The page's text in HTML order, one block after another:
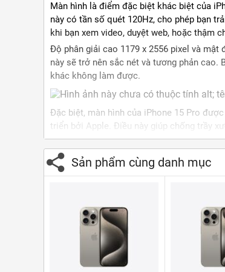
Màn hình là điểm đặc biệt khác biệt của
này có tần số quét 120Hz, cho phép bạn
khi bạn xem video, duyệt web, hoặc thậm
Độ phân giải cao 1179 x 2556 pixel và mật
này sẽ trở nên sắc nét và tương phản
khác không làm được.
Đặc biệt, màn hình của iPhone 15 Pro
triển bởi Apple. Điều này giúp chống trầy
Hiệu năng mạnh mẽ
iPhone 15 Pro được trang bị bộ vi xử lý
quan trọng trong việc cải thiện hiệu năng
GPU của iPhone 15 Pro đã được cải thiện
lại trải nghiệm chơi game và xem video
hoặc chỉ đơn giản là làm việc hàng ngày,
Hệ thống camera tinh tế
Sản phẩm cùng danh mục